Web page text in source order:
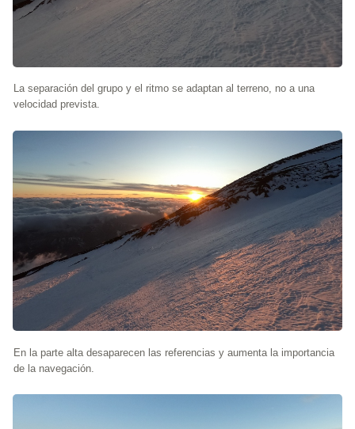
La separación del grupo y el ritmo se adaptan al terreno, no a una
velocidad prevista.
En la parte alta desaparecen las referencias y aumenta la importancia
de la navegación.